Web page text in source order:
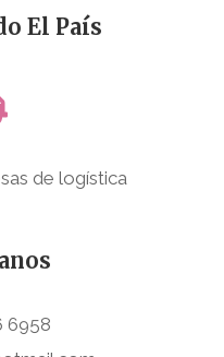
El País
de logística
6958